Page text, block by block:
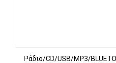
Ράδιο/CD/USB/MP3/